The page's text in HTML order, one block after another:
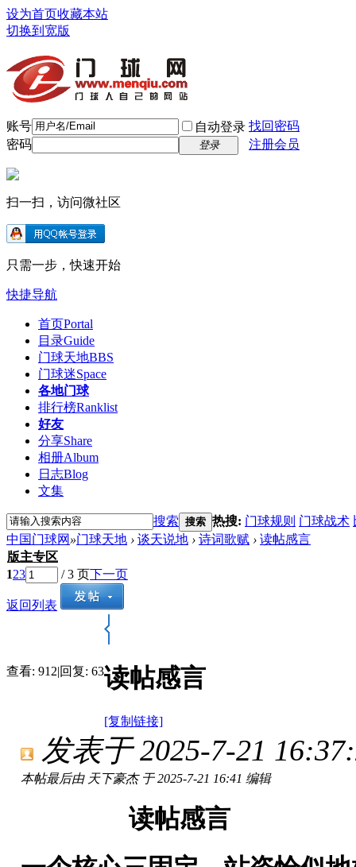
设为首页收藏本站
切换到宽版
账号 自动登录 找回密码
密码
登录 注册会员
扫一扫，访问微社区
只需一步，快速开始
快捷导航
首页Portal
目录Guide
门球天地BBS
门球迷Space
各地门球
排行榜Ranklist
好友
分享Share
相册Album
日志Blog
文集
搜索 搜索 热搜: 门球规则 门球战术
中国门球网 »门球天地 › 谈天说地 › 诗词歌赋 › 读帖感言
版主专区
123 / 3 页下一页
返回列表
查看: 912|回复: 63读帖感言
[复制链接]
发表于 2025-7-21
本帖最后由 天下豪杰 于 2025-7-21 16:41 编辑
读帖感言